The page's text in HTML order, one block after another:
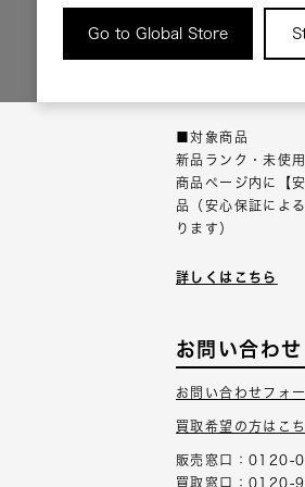
Go to Global Store返品について
■対象商品
新品ランク・未使
商品ページ内に【
品（安心保証によ
ります）
詳しくはこちら
お問い合わせ
お問い合わせフォ
買取希望の方はこ
販売窓口：0120-
買取窓口：0120-